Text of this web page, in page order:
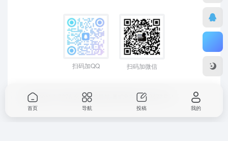
扫码加QQ 扫码加微信
Copyright © 2026 幺幺零贰导航 粤ICP备19129477号-1
首页 导航 投稿 我的